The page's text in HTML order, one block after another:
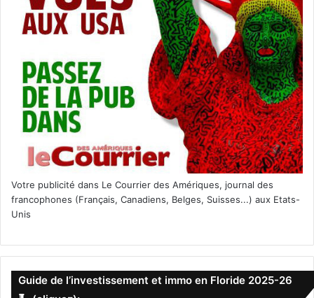
Votre publicité dans Le Courrier des Amériques, journal des
francophones (Français, Canadiens, Belges, Suisses...) aux Etats-
Unis
Guide de l’investissement et immo en Floride 2025-26